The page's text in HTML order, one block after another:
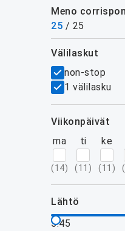
Meno
25 / 25
suodattimet
välilaskut
non-stop
1 välilasku
viikonpäivät
ma
(14)
ti
(11 )
ke
(11 ) (
lähtö
5.45
näytä lisää